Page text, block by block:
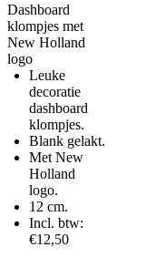
aantal
Dashboard
klompjes met
New Holland
logo
Leuke
decoratie
dashboard
klompjes.
Blank gelakt.
Met New
Holland
logo.
12 cm.
Incl. btw:
€12,50